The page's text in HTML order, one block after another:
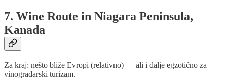
7. Wine Route in Niagara Peninsula,
Kanada
Za kraj: nešto bliže Evropi (relativno) — ali i dalje egzotično za
vinogradarski turizam.